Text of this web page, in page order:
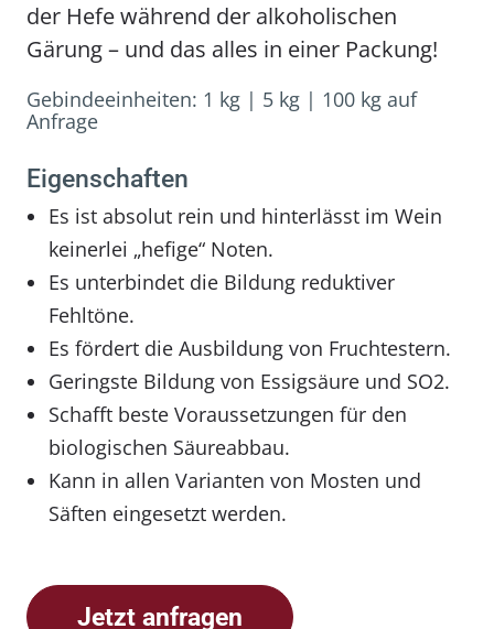
der Hefe während der alkoholischen
Gärung – und das alles in einer Packung!
Gebindeeinheiten: 1 kg | 5 kg | 100 kg auf
Anfrage
Eigenschaften
Es ist absolut rein und hinterlässt im Wein
keinerlei „hefige“ Noten.
Es unterbindet die Bildung reduktiver
Fehltöne.
Es fördert die Ausbildung von Fruchtestern.
Geringste Bildung von Essigsäure und SO2.
Schafft beste Voraussetzungen für den
biologischen Säureabbau.
Kann in allen Varianten von Mosten und
Säften eingesetzt werden.
Jetzt anfragen